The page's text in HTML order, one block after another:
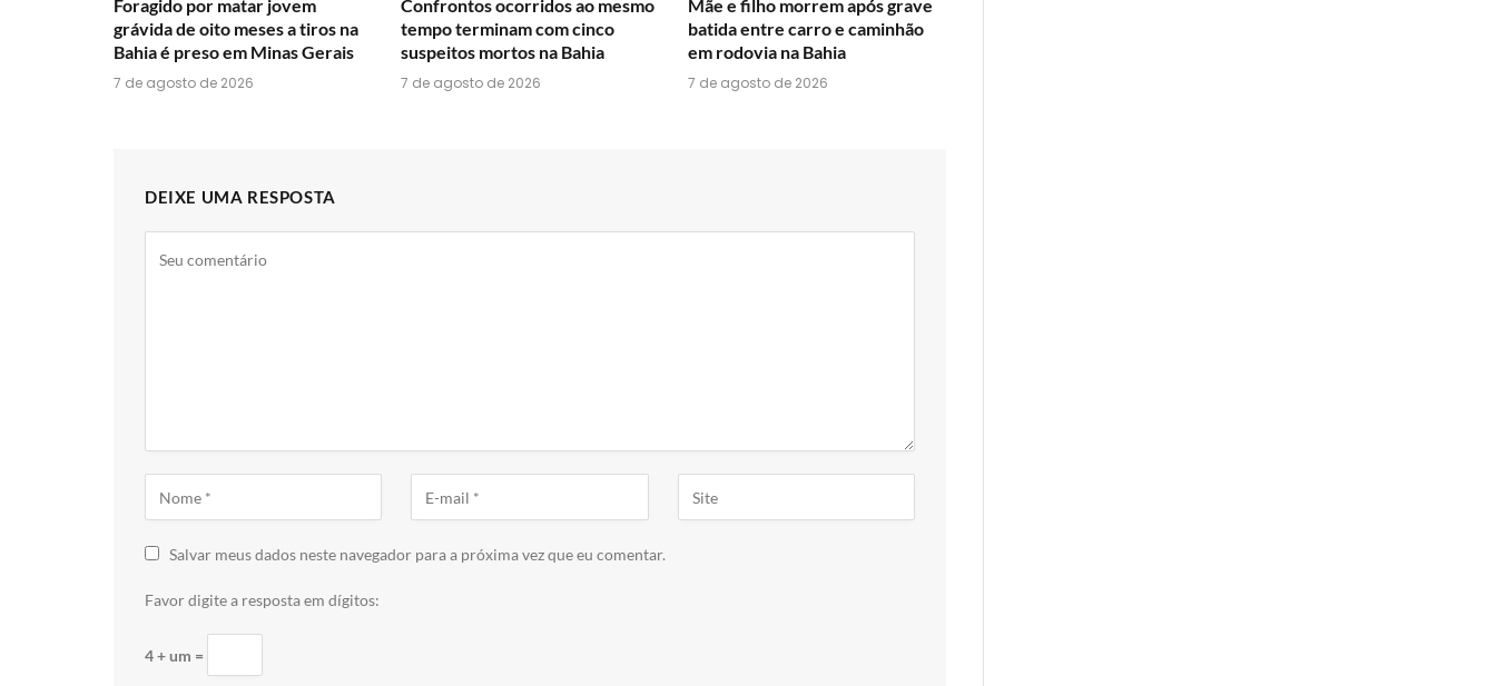
Foragido por matar jovem
grávida de oito meses a tiros na
Bahia é preso em Minas Gerais
7 de agosto de 2026
Confrontos ocorridos ao mesmo
tempo terminam com cinco
suspeitos mortos na Bahia
7 de agosto de 2026
Mãe e filho morrem após grave
batida entre carro e caminhão
em rodovia na Bahia
7 de agosto de 2026
DEIXE UMA RESPOSTA
Salvar meus dados neste navegador para a próxima vez que eu comentar.
Favor digite a resposta em dígitos:
4 + um =